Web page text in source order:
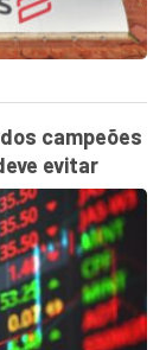
campeões
evitar